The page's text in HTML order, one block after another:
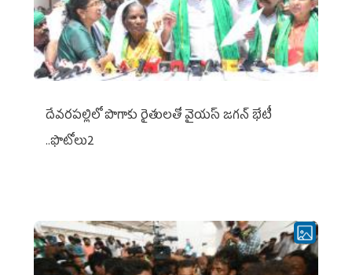
దేవరపల్లిలో పొగాకు రైతులతో వైయస్ జగన్ భేటీ
..ఫొటోలు2